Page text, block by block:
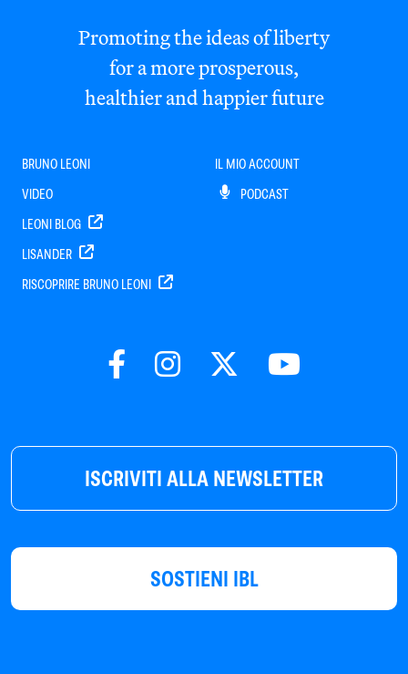
ISCRIVITI ALLA NEWSLETTER
SOSTIENI IBL
Promoting the ideas of liberty
for a more prosperous,
healthier and happier future
BRUNO LEONI
VIDEO
LEONI BLOG
LISANDER
RISCOPRIRE BRUNO LEONI
IL MIO ACCOUNT
PODCAST